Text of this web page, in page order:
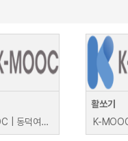
K-MOOC | 동덕여자대학교 김창선
활쏘기